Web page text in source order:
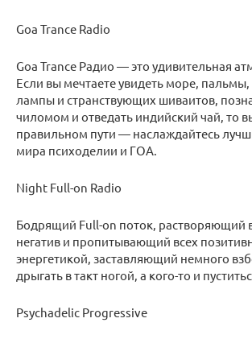
Goa Trance Radio
Goa Trance Радио — это удивительная
Если вы мечтаете увидеть море,
лампы и странствующих шиваитов,
чиломом и отведать индийский чай, то
правильном пути — наслаждайтесь
мира психоделии и ГОА.
Night Full-on Radio
Бодрящий Full-on поток, растворяющий
негатив и пропитывающий всех
энергетикой, заставляющий немного
дрыгать в такт ногой, а кого-то и
Psychadelic Progressive